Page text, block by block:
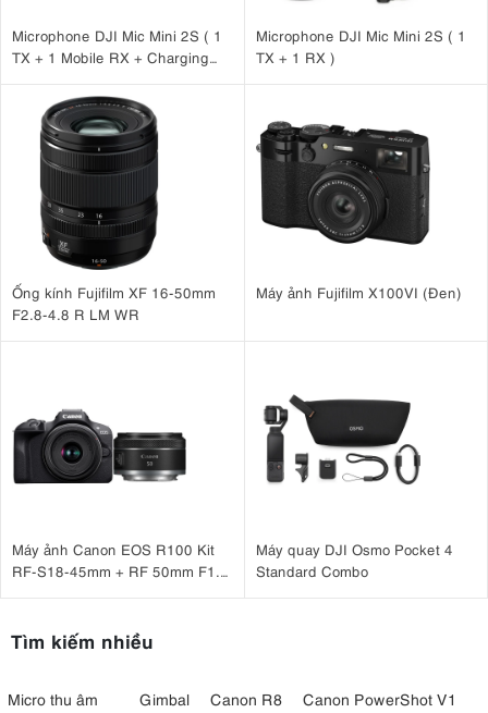
Microphone DJI Mic Mini 2S ( 1
TX + 1 Mobile RX + Charging
Microphone DJI Mic Mini 2S ( 1
TX + 1 RX )
Ống kính Fujifilm XF 16-50mm
F2.8-4.8 R LM WR
Máy ảnh Fujifilm X100VI (Đen)
Máy ảnh Canon EOS R100 Kit
RF-S18-45mm + RF 50mm F1.8
Máy quay DJI Osmo Pocket 4
Standard Combo
Tìm kiếm nhiều
Micro thu âm Gimbal Canon R8
Canon PowerShot V1